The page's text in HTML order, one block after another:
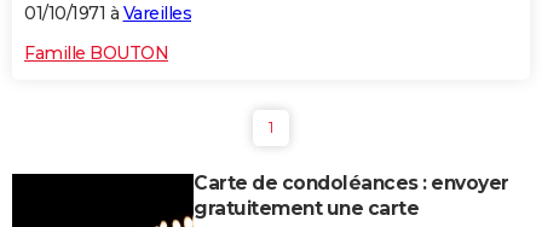
01/10/1971 à Vareilles
Famille BOUTON
1
Carte de condoléances : envoyer
gratuitement une carte